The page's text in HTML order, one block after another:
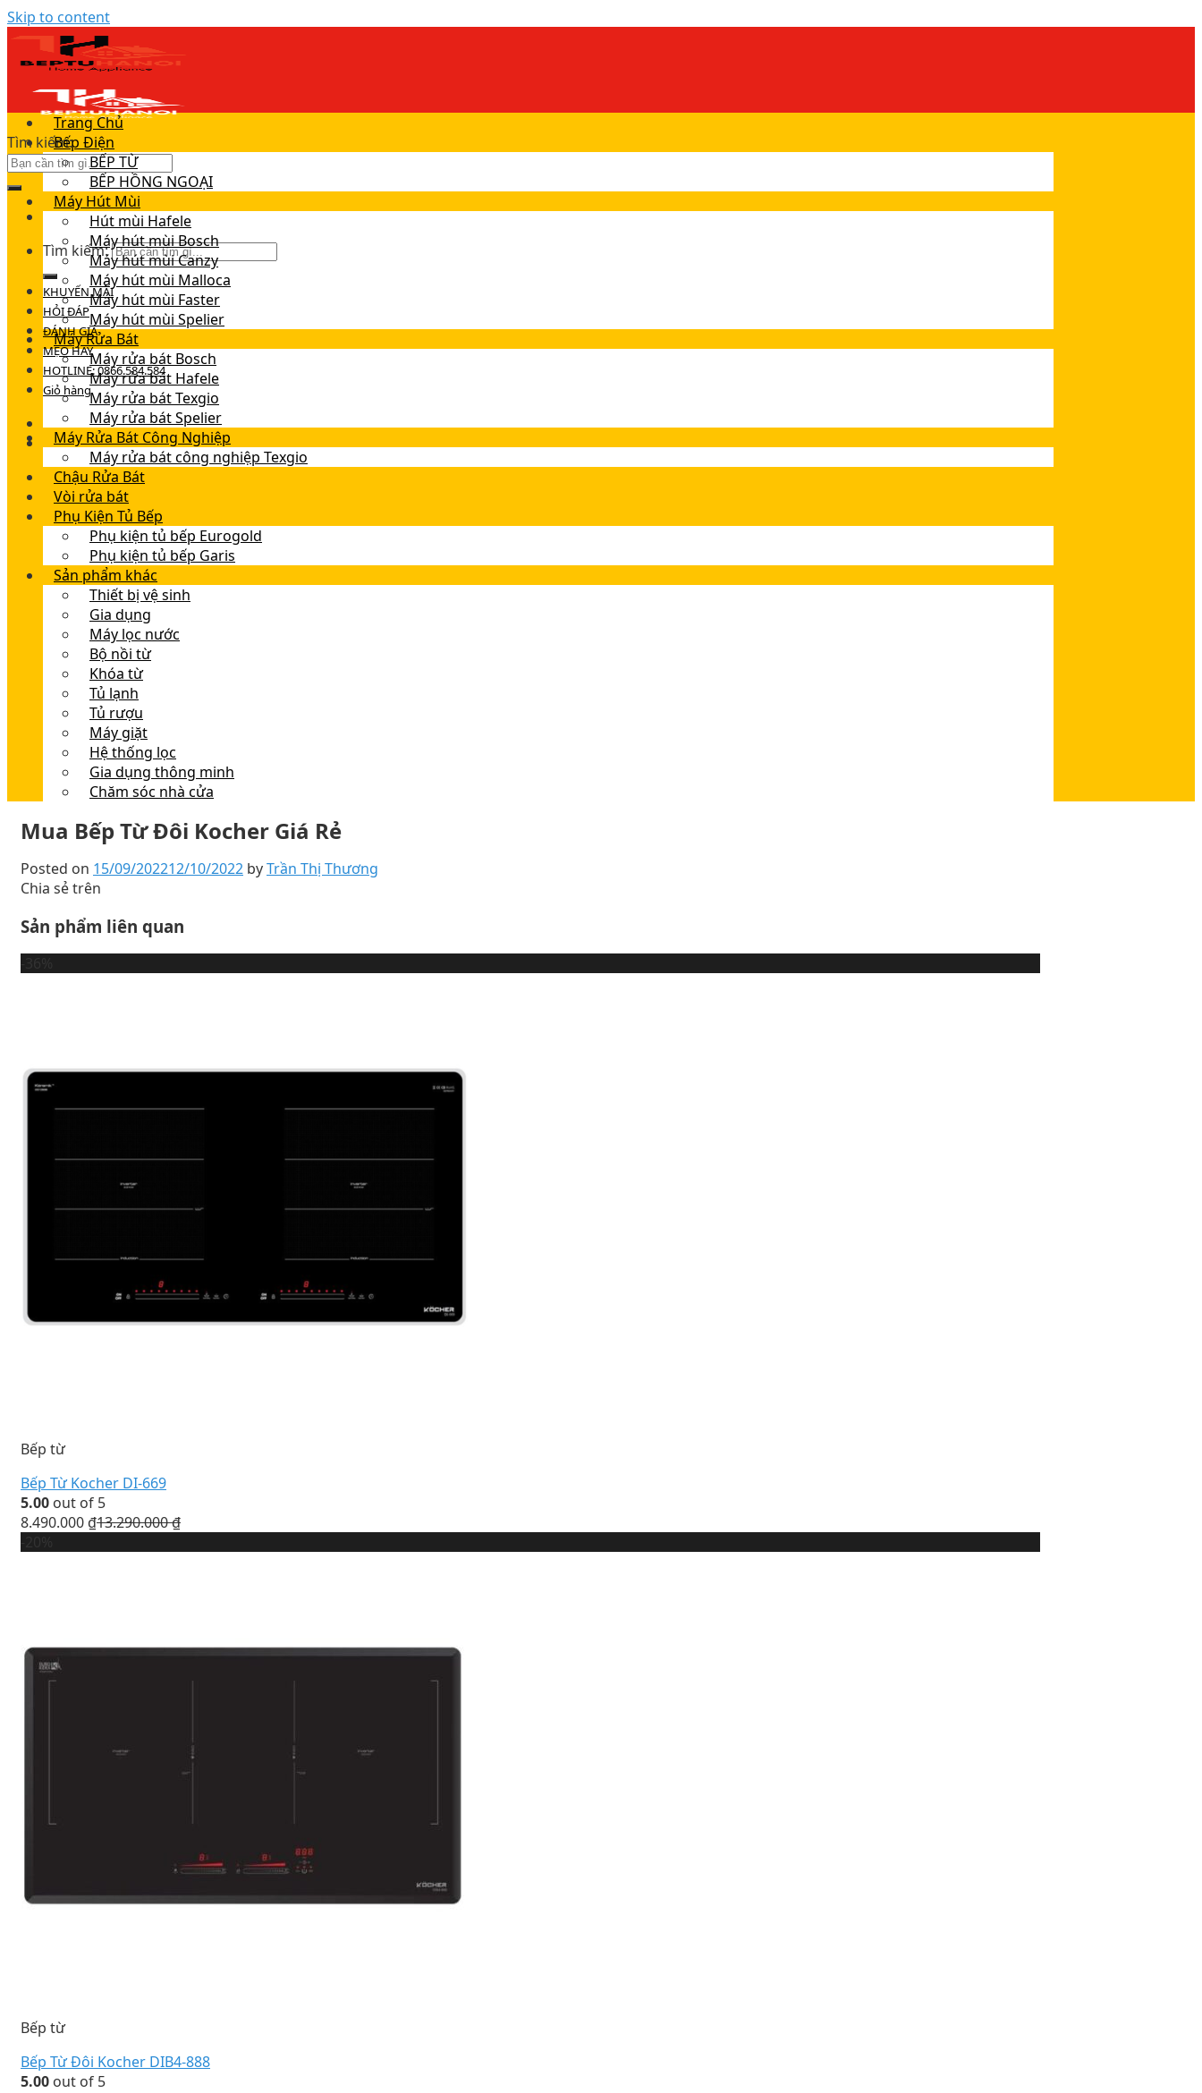
Skip to content
Tìm kiếm:
Tìm kiếm:
KHUYẾN MÃI
HỎI ĐÁP
ĐÁNH GIÁ
MẸO HAY
HOTLINE: 0866.584.584
Giỏ hàng
Trang Chủ
Bếp Điện
BẾP TỪ
BẾP HỒNG NGOẠI
Máy Hút Mùi
Hút mùi Hafele
Máy hút mùi Bosch
Máy hút mùi Canzy
Máy hút mùi Malloca
Máy hút mùi Faster
Máy hút mùi Spelier
Máy Rửa Bát
Máy rửa bát Bosch
Máy rửa bát Hafele
Máy rửa bát Texgio
Máy rửa bát Spelier
Máy Rửa Bát Công Nghiệp
Máy rửa bát công nghiệp Texgio
Chậu Rửa Bát
Vòi rửa bát
Phụ Kiện Tủ Bếp
Phụ kiện tủ bếp Eurogold
Phụ kiện tủ bếp Garis
Sản phẩm khác
Thiết bị vệ sinh
Gia dụng
Máy lọc nước
Bộ nồi từ
Khóa từ
Tủ lạnh
Tủ rượu
Máy giặt
Hệ thống lọc
Gia dụng thông minh
Chăm sóc nhà cửa
Mua Bếp Từ Đôi Kocher Giá Rẻ
Posted on 15/09/202212/10/2022 byTrần Thị Thương
Chia sẻ trên
Sản phẩm liên quan
Bếp từ
Bếp Từ Kocher DI-669
5.00 out of 5
8.490.000 ₫13.290.000₫
Bếp từ
Bếp Từ Đôi Kocher DIB4-888
5.00 out of 5